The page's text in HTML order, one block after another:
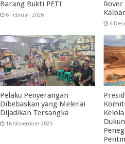
Barang Bukti PETI
6 Februari 2026
Kalbar
6
Pelaku Penyerangan
Dibebaskan yang Melerai
Dijadikan Tersangka
16 November 2025